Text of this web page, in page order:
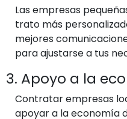
Las empresas
trato más
mejores
para ajustarse a tus
3. Apoyo a la
Contratar empresas
apoyar a la economía